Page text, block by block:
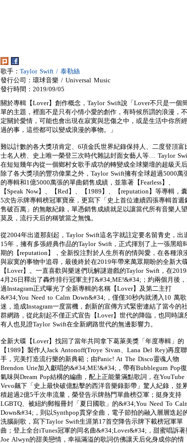
歌手： Taylor Swift / 泰勒絲
發行公司：環球音樂 / Universal Music
發行時間：2019/09/05
關於專輯【Lover】創作概念，Taylor Swift說「Lover不只是一個
單的主題，裡面不是只有小情小愛的創作，有時候所謂的浪漫，
定關於愛情，可能也會出現在寂寞與悲傷之中，或是生活中你所
過的事，這些都可以變成浪漫的事物。」
難以計數的各大獎項肯定、6項金氏世界紀錄保持人、二度登頂富
士名人榜、史上唯一榮登三次時代雜誌封面女藝人等… Taylor
在短短幾年內從一個鄉村女歌手成功的轉變成全球樂壇的超級天后
除了各大獎項的豐功偉業之外，Taylor Swift擁有全球超過5000萬
的專輯和1億5000萬張的單曲銷售成績，並靠著【Fearless】、
【Speak Now】、【Red】、【1989】、【reputation】等專輯，
5次告示牌專輯榜冠軍寶座，更寫下「史上首位連續四張專輯首週
售破百萬」的無敵紀錄，單憑銷售成績就足以讓當代所有音樂人
莫及，流行天后的稱號當之無愧。
從2004年出道那刻起，Taylor Swift這名字就註定要名留青史，出
15年，擁有多張經典作品的Taylor Swift，正式揮別了上一張黑暗
期的【reputation】，全新投注對於人生所有的情與愛，在各種浪
與寂寞的事物中追尋，最後終於在2019年帶來萬眾期盼的全新大
【Lover】。一直喜歡與樂迷們玩解謎遊戲的Taylor Swift，在
4月26日釋出了轟炸排行冠軍主打&#34;ME!&#34;；約兩個月後
過Instagram正式曝光了全新專輯的名稱【Lover】及第二主打
&#34;You Need to Calm Down&#34;，僅僅30秒內就湧入10 萬歌
迷，造成Instagram一度當機，創新的宣傳方式緊密連結了當今的社
群網路，從此刻起不僅正式宣告【Lover】世代的降臨，也同時讓
有人也見證Taylor Swift在全新網路世代的無邊影響力。
全新大碟【Lover】找回了當年共同拿下葛萊美獎「年度專輯」的
【1989】製作人Jack Antonoff(Troye Sivan、Lana Del Rey)再度聯
手，完美打造流行樂的新典範；由Panic! At The Disco靈魂人物
Brendon Urie加入獻唱的&#34;ME!&#34;，帶有Bubblegum Pop
氣味與Dream Pop結構的編曲，配上正能量滿點歌詞，在YouTube
Vevo飆下「史上最快破億點擊的西洋音樂錄影帶」驚人紀錄，並
積超過2億5千次串流量，榮登告示牌熱門單曲榜亞軍；挺身支持
LGBTQ、被紐約郵報冊封「夏日國歌」的&#34;You Need To
Down&#34;，則以Synthpop貫穿全曲，電子節拍的融入層層迭起
洗腦副歌，寫下Taylor Swift生涯第17首空降告示牌下載榜冠軍單
曲；登上全台iTunes冠軍的同名曲&#34;Lover&#34;，甜蜜唱訴著
Joe Alwyn的甜美戀情，幸福滿溢的歌詞仿佛讓天后化身成你的情